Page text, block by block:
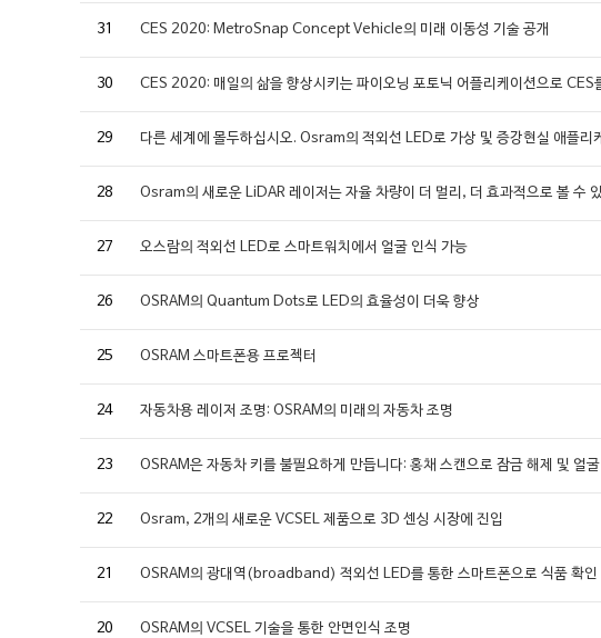
31 CES 2020: MetroSnap Concept Vehicle의 미래 이동성 기술 공개
30 CES 2020: 매일의 삶을 향상시키는 파이오닝 포토닉 어플리케이션으로 CES
29 다른 세계에 몰두하십시오. Osram의 적외선 LED로 가상 및 증강현실 애플리
28 Osram의 새로운 LiDAR 레이저는 자율 차량이 더 멀리, 더 효과적으로 볼 수
27 오스람의 적외선 LED로 스마트워치에서 얼굴 인식 가능
26 OSRAM의 Quantum Dots로 LED의 효율성이 더욱 향상
25 OSRAM 스마트폰용 프로젝터
24 자동차용 레이저 조명: OSRAM의 미래의 자동차 조명
23 OSRAM은 자동차 키를 불필요하게 만듭니다: 홍채 스캔으로 잠금 해제 및 얼굴
22 Osram, 2개의 새로운 VCSEL 제품으로 3D 센싱 시장에 진입
21 OSRAM의 광대역(broadband) 적외선 LED를 통한 스마트폰으로 식품 확인
20 OSRAM의 VCSEL 기술을 통한 안면인식 조명